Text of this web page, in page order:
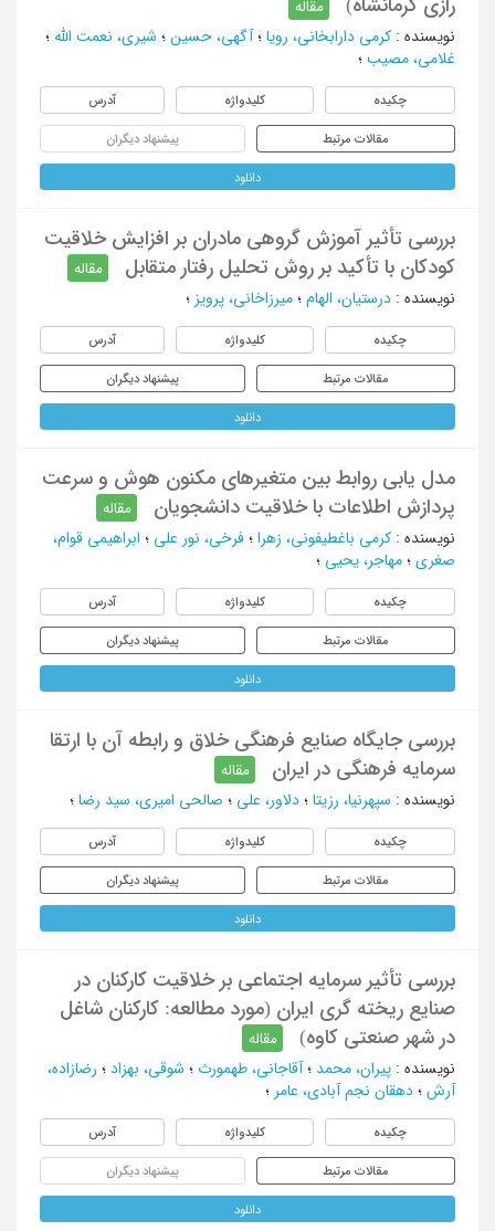
رازی کرمانشاه)
مقاله
نویسنده : کرمی دارابخانی، رویا ؛ آگهی، حسین ؛ شیری، نعمت الله ؛
غلامی، مصیب ؛
چکیده کلیدواژه آدرس
مقالات مرتبط پیشنهاد دیگران
دانلود
بررسی تأثیر آموزش گروهی مادران بر افزایش خلاقیت
کودکان با تأکید بر روش تحلیل رفتار متقابل
مقاله
نویسنده : درستیان، الهام ؛ میرزاخانی، پرویز ؛
چکیده کلیدواژه آدرس
مقالات مرتبط پیشنهاد دیگران
دانلود
مدل یابی روابط بین متغیرهای مکنون هوش و سرعت
پردازش اطلاعات با خلاقیت دانشجویان
مقاله
نویسنده : کرمی باغطیفونی، زهرا ؛ فرخی، نور علی ؛ ابراهیمی قوام،
صغری ؛ مهاجر، یحیی ؛
چکیده کلیدواژه آدرس
مقالات مرتبط پیشنهاد دیگران
دانلود
بررسی جایگاه صنایع فرهنگی خلاق و رابطه آن با ارتقا
سرمایه فرهنگی در ایران
مقاله
نویسنده : سپهرنیا، رزیتا ؛ دلاور، علی ؛ صالحی امیری، سید رضا ؛
چکیده کلیدواژه آدرس
مقالات مرتبط پیشنهاد دیگران
دانلود
بررسی تأثیر سرمایه اجتماعی بر خلاقیت کارکنان در
صنایع ریخته گری ایران (مورد مطالعه: کارکنان شاغل
در شهر صنعتی کاوه)
مقاله
نویسنده : پیران، محمد ؛ آقاجانی، طهمورث ؛ شوقی، بهزاد ؛ رضازاده،
آرش ؛ دهقان نجم آبادی، عامر ؛
چکیده کلیدواژه آدرس
مقالات مرتبط پیشنهاد دیگران
دانلود